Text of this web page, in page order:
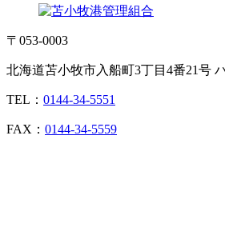
〒053-0003
北海道苫小牧市入船町3丁目4番21号
TEL： 0144-34-5551
FAX： 0144-34-5559